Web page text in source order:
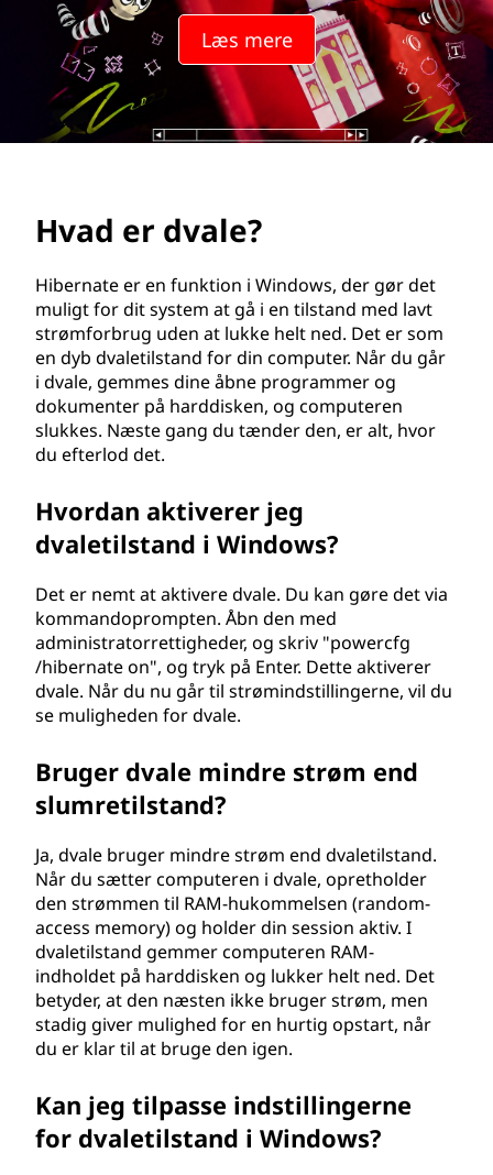
Læs mere
Hvad er dvale?
Hibernate er en funktion i Windows, der gør det
muligt for dit system at gå i en tilstand med lavt
strømforbrug uden at lukke helt ned. Det er som
en dyb dvaletilstand for din computer. Når du går
i dvale, gemmes dine åbne programmer og
dokumenter på harddisken, og computeren
slukkes. Næste gang du tænder den, er alt, hvor
du efterlod det.
Hvordan aktiverer jeg
dvaletilstand i Windows?
Det er nemt at aktivere dvale. Du kan gøre det via
kommandoprompten. Åbn den med
administratorrettigheder, og skriv "powercfg
/hibernate on", og tryk på Enter. Dette aktiverer
dvale. Når du nu går til strømindstillingerne, vil du
se muligheden for dvale.
Bruger dvale mindre strøm end
slumretilstand?
Ja, dvale bruger mindre strøm end dvaletilstand.
Når du sætter computeren i dvale, opretholder
den strømmen til RAM-hukommelsen (random-
access memory) og holder din session aktiv. I
dvaletilstand gemmer computeren RAM-
indholdet på harddisken og lukker helt ned. Det
betyder, at den næsten ikke bruger strøm, men
stadig giver mulighed for en hurtig opstart, når
du er klar til at bruge den igen.
Kan jeg tilpasse indstillingerne
for dvaletilstand i Windows?